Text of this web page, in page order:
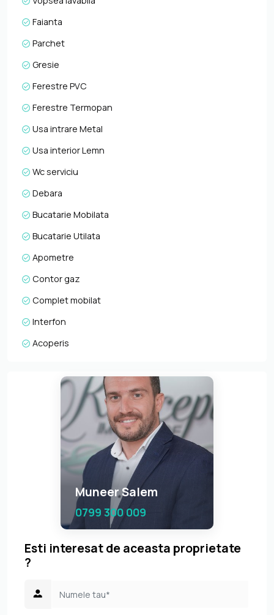
Faianta
Parchet
Gresie
Ferestre PVC
Ferestre Termopan
Usa intrare Metal
Usa interior Lemn
Wc serviciu
Debara
Bucatarie Mobilata
Bucatarie Utilata
Apometre
Contor gaz
Complet mobilat
Interfon
Acoperis
Muneer Salem
0799 300 009
Esti interesat de aceasta proprietate
?